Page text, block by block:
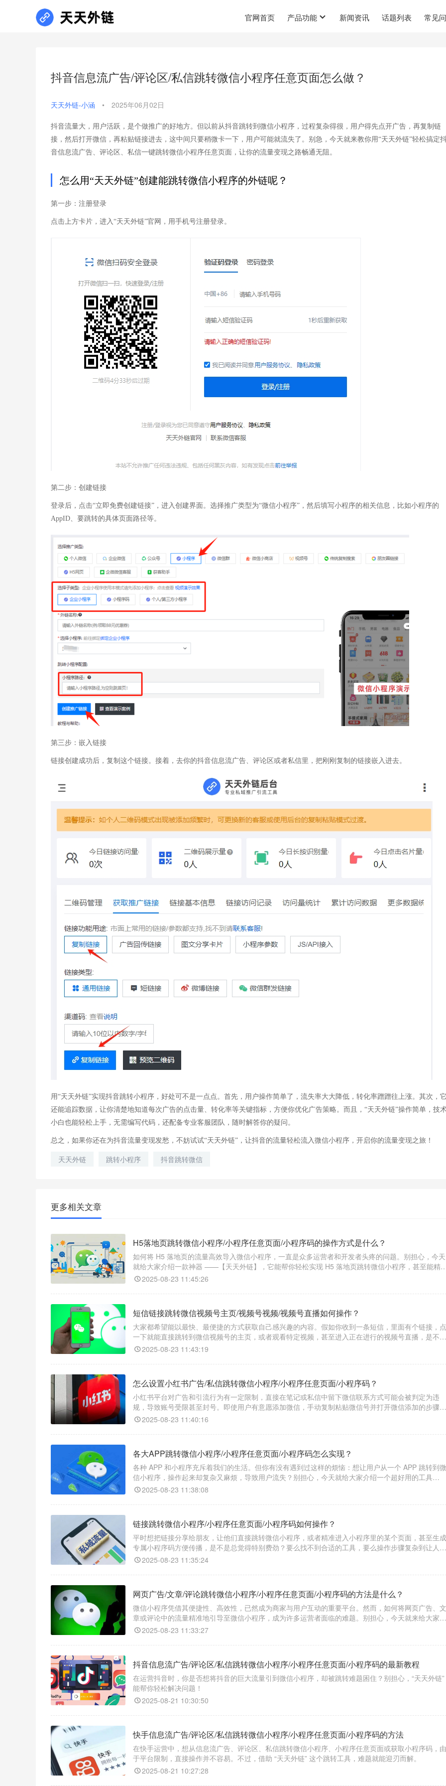
官网首页 产品功能 新闻资讯 话题列表 常见
抖音信息流广告/评论区/私信跳转微信小程序任意页面怎么做？
天天外链-小涵 • 2025年06月02日
抖音流量大，用户活跃，是个做推广的好地方。但以前从抖音跳转到微信小程序，过程复杂得很，用户得先点开广告，再复制链
接，然后打开微信，再粘贴链接进去，这中间只要稍微卡一下，用户可能就流失了。别急，今天就来教你用“天天外链”轻松搞定
音信息流广告、评论区、私信一键跳转微信小程序任意页面，让你的流量变现之路畅通无阻。
怎么用“天天外链”创建能跳转微信小程序的外链呢？
第一步：注册登录
点击上方卡片，进入“天天外链”官网，用手机号注册登录。
第二步：创建链接
登录后，点击“立即免费创建链接”，进入创建界面。选择推广类型为“微信小程序”，然后填写小程序的相关信息，比如小程序的
AppID、要跳转的具体页面路径等。
第三步：嵌入链接
链接创建成功后，复制这个链接。接着，去你的抖音信息流广告、评论区或者私信里，把刚刚复制的链接嵌入进去。
用“天天外链”实现抖音跳转小程序，好处可不是一点点。首先，用户操作简单了，流失率大大降低，转化率蹭蹭往上涨。其次，
还能追踪数据，让你清楚地知道每次广告的点击量、转化率等关键指标，方便你优化广告策略。而且，“天天外链”操作简单，技
小白也能轻松上手，无需编写代码，还配备专业客服团队，随时解答你的疑问。
总之，如果你还在为抖音流量变现发愁，不妨试试“天天外链”，让抖音的流量轻松流入微信小程序，开启你的流量变现之旅！
天天外链 跳转小程序 抖音跳转微信
更多相关文章
H5落地页跳转微信小程序/小程序任意页面/小程序码的操作方式是什么？
如何将 H5 落地页的流量高效导入微信小程序，一直是众多运营者和开发者头疼的问题。别担心，今天
就给大家介绍一款神器 ——【天天外链】，它能帮你轻松实现 H5 落地页跳转微信小程序，甚至能精
跳转到小程序的任意页面，还能搞定小程序码相关跳转哦！​
2025-08-23 11:45:26
短信链接跳转微信视频号主页/视频号视频/视频号直播如何操作？
大家都希望能以最快、最便捷的方式获取自己感兴趣的内容。假如你收到一条短信，里面有个链接，点
一下就能直接跳转到微信视频号的主页，或者观看特定视频，甚至进入正在进行的视频号直播，是不是
感觉超棒？其实，借助跳转工具【天天外链】，就能轻松实现这一便捷操作。​
2025-08-23 11:43:19
怎么设置小红书广告/私信跳转微信小程序/小程序任意页面/小程序码？
小红书平台对广告和引流行为有一定限制，直接在笔记或私信中留下微信联系方式可能会被判定为违
规，导致账号受限甚至封号。即使用户有意愿添加微信，手动复制粘贴微信号并打开微信添加的步骤较
为繁琐，容易让用户在过程中流失。而“天天外链”就像是一个智能的桥梁，能够打破小红书和微信之间
2025-08-23 11:40:16
各大APP跳转微信小程序/小程序任意页面/小程序码怎么实现？
各种 APP 和小程序充斥着我们的生活。但你有没有遇到过这样的烦恼：想让用户从一个 APP 跳转到微
信小程序，操作起来却复杂又麻烦，导致用户流失？别担心，今天就给大家介绍一个超好用的工具
——“天天外链”，它能帮你轻松实现一键跳转，让流量转化变得轻松又高效。
2025-08-23 11:38:08
链接跳转微信小程序/小程序任意页面/小程序码如何操作？
平时想把链接分享给朋友，让他们直接跳转微信小程序，或者精准进入小程序里的某个页面，甚至生成
专属小程序码方便传播，是不是总觉得特别费劲？要么找不到合适的工具，要么操作步骤复杂到让人头
大，忙活半天还不一定能成功。别担心，今天就给大家安利一个超好用的跳转工具 ——【天天外链】
2025-08-23 11:35:24
网页广告/文章/评论跳转微信小程序/小程序任意页面/小程序码的方法是什么？
微信小程序凭借其便捷性、高效性，已然成为商家与用户互动的重要平台。然而，如何将网页广告、文
章或评论中的流量精准地引导至微信小程序，成为许多运营者面临的难题。别担心，今天就来给大家支
个招，借助一款神奇的跳转工具——【天天外链】，轻松实现一键跳转，让你的流量转化不再是难题！
2025-08-23 11:33:27
抖音信息流广告/评论区/私信跳转微信小程序/小程序任意页面/小程序码的最新教程
在运营抖音时，你是否想将抖音的巨大流量引到微信小程序，却被跳转难题困住？别担心，“天天外链”
能帮你轻松解决问题！​
2025-08-21 10:30:50
快手信息流广告/评论区/私信跳转微信小程序/小程序任意页面/小程序码的方法
在快手运营中，想从信息流广告、评论区、私信跳转微信小程序、小程序任意页面或获取小程序码，由
于平台限制，直接操作并不容易。不过，借助 “天天外链” 这个跳转工具，难题就能迎刃而解。
2025-08-21 10:27:28